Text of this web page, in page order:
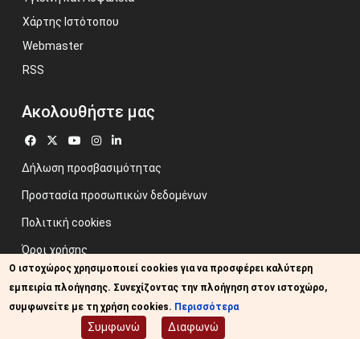
Χάρτης Ιστότοπου
Webmaster
RSS
Ακολουθήστε μας
Δήλωση προσβασιμότητας
Προστασία προσωπικών δεδομένων
Πολιτική cookies
Όροι χρήσης
Προηγούμενος ιστότοπος
Image credits: Some designed by Freepik
Ο ιστοχώρος χρησιμοποιεί cookies για να προσφέρει καλύτερη
εμπειρία πλοήγησης. Συνεχίζοντας την πλοήγηση στον ιστοχώρο,
συμφωνείτε με τη χρήση cookies. Περισσότερα
Συμφωνώ Διαφωνώ